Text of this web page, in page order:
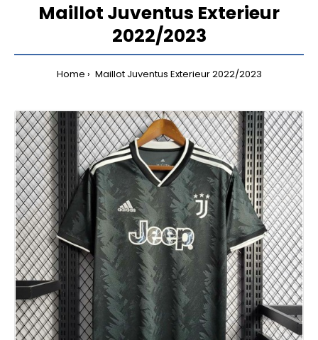
Maillot Juventus Exterieur
2022/2023
Home Maillot Juventus Exterieur 2022/2023